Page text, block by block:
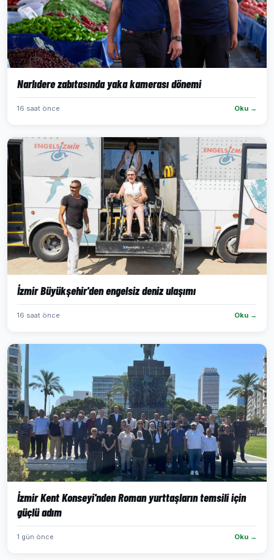
Narlıdere zabıtasında yaka kamerası dönemi
16 saat önce Oku →
İzmir Büyükşehir'den engelsiz deniz ulaşımı
16 saat önce Oku →
İzmir Kent Konseyi'nden Roman yurttaşların temsili için
güçlü adım
1 gün önce Oku →